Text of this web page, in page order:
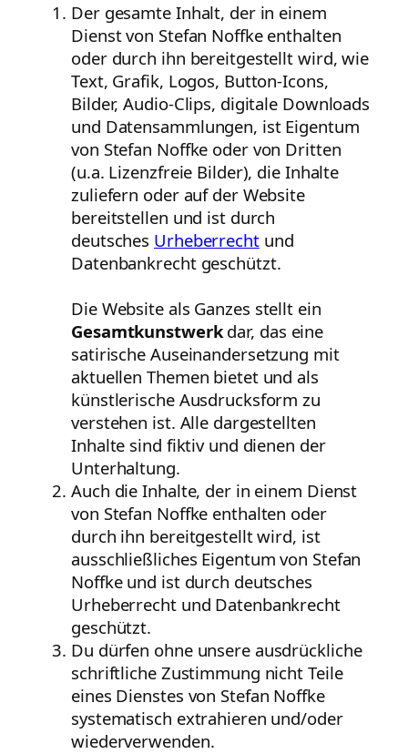
Der gesamte Inhalt, der in einem
Dienst von Stefan Noffke enthalten
oder durch ihn bereitgestellt wird, wie
Text, Grafik, Logos, Button-Icons,
Bilder, Audio-Clips, digitale Downloads
und Datensammlungen, ist Eigentum
von Stefan Noffke oder von Dritten
(u.a. Lizenzfreie Bilder), die Inhalte
zuliefern oder auf der Website
bereitstellen und ist durch
deutsches Urheberrechtund
Datenbankrecht geschützt.
Die Website als Ganzes stellt ein
Gesamtkunstwerkdar, das eine
satirische Auseinandersetzung mit
aktuellen Themen bietet und als
künstlerische Ausdrucksform zu
verstehen ist. Alle dargestellten
Inhalte sind fiktiv und dienen der
Unterhaltung.
Auch die Inhalte, der in einem Dienst
von Stefan Noffke enthalten oder
durch ihn bereitgestellt wird, ist
ausschließliches Eigentum von Stefan
Noffke und ist durch deutsches
Urheberrecht und Datenbankrecht
geschützt.
Du dürfen ohne unsere ausdrückliche
schriftliche Zustimmung nicht Teile
eines Dienstes von Stefan Noffke
systematisch extrahieren und/oder
wiederverwenden.